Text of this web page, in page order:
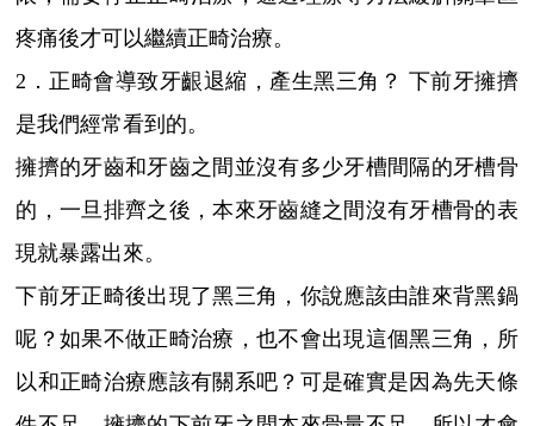
疼痛後才可以繼續正畸治療。
2．正畸會導致牙齦退縮，產生黑三角？ 下前牙擁擠
是我們經常看到的。
擁擠的牙齒和牙齒之間並沒有多少牙槽間隔的牙槽骨
的，一旦排齊之後，本來牙齒縫之間沒有牙槽骨的表
現就暴露出來。
下前牙正畸後出現了黑三角，你說應該由誰來背黑鍋
呢？如果不做正畸治療，也不會出現這個黑三角，所
以和正畸治療應該有關系吧？可是確實是因為先天條